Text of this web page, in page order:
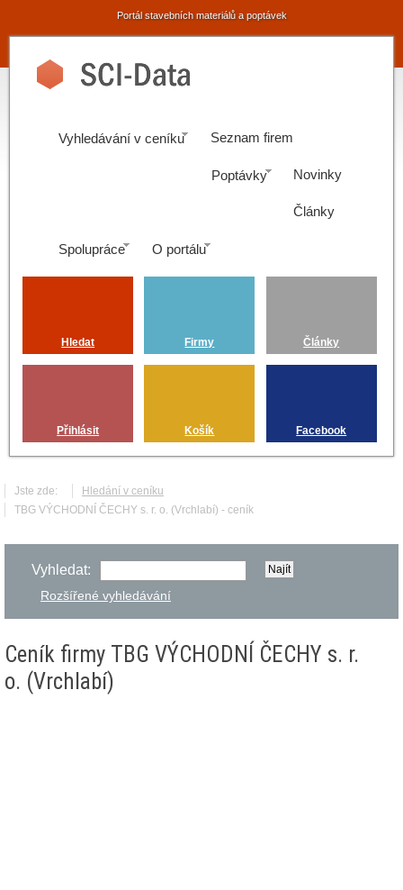
Portál stavebních materiálů a poptávek
Vyhledávání v ceníku Seznam firem
Poptávky Novinky
Články
Spolupráce O portálu
Hledat Firmy Články
Přihlásit Košík Facebook
Jste zde:
Hledání v ceníku
TBG VÝCHODNÍ ČECHY s. r. o. (Vrchlabí) - ceník
Vyhledat:
Rozšířené vyhledávání
Ceník firmy TBG VÝCHODNÍ ČECHY s. r.
o. (Vrchlabí)